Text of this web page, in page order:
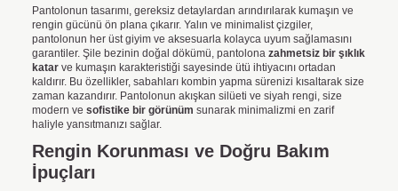
Pantolonun tasarımı, gereksiz detaylardan arındırılarak kumaşın ve
rengin gücünü ön plana çıkarır. Yalın ve minimalist çizgiler,
pantolonun her üst giyim ve aksesuarla kolayca uyum sağlamasını
garantiler. Şile bezinin doğal dökümü, pantolona zahmetsiz bir şıklık
katar ve kumaşın karakteristiği sayesinde ütü ihtiyacını ortadan
kaldırır. Bu özellikler, sabahları kombin yapma sürenizi kısaltarak size
zaman kazandırır. Pantolonun akışkan silüeti ve siyah rengi, size
modern ve sofistike bir görünüm sunarak minimalizmi en zarif
haliyle yansıtmanızı sağlar.
Rengin Korunması ve Doğru Bakım
İpuçları